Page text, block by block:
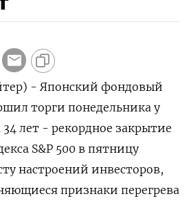
- Японский фондовый
торги понедельника у
лет - рекордное закрытие
S&P 500 в пятницу
настроений инвесторов,
признаки перегрева